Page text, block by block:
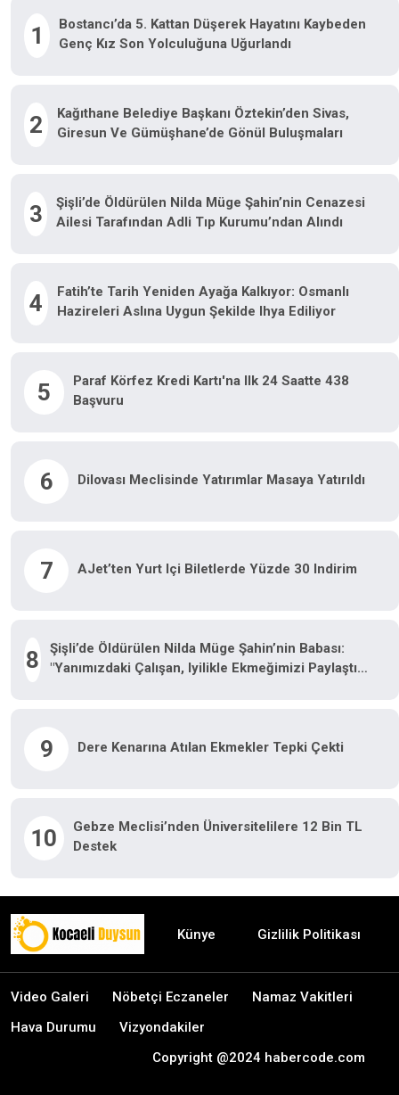
1
Bostancı’da 5. Kattan Düşerek Hayatını Kaybeden
Genç Kız Son Yolculuğuna Uğurlandı
2
Kağıthane Belediye Başkanı Öztekin’den Sivas,
Giresun Ve Gümüşhane’de Gönül Buluşmaları
3
Şişli’de Öldürülen Nilda Müge Şahin’nin Cenazesi
Ailesi Tarafından Adli Tıp Kurumu’ndan Alındı
4
Fatih’te Tarih Yeniden Ayağa Kalkıyor: Osmanlı
Hazireleri Aslına Uygun Şekilde Ihya Ediliyor
5
Paraf Körfez Kredi Kartı'na Ilk 24 Saatte 438
Başvuru
6 Dilovası Meclisinde Yatırımlar Masaya Yatırıldı
7 AJet’ten Yurt Içi Biletlerde Yüzde 30 Indirim
8
Şişli’de Öldürülen Nilda Müge Şahin’nin Babası:
"Yanımızdaki Çalışan, Iyilikle Ekmeğimizi Paylaştık
9 Dere Kenarına Atılan Ekmekler Tepki Çekti
10
Gebze Meclisi’nden Üniversitelilere 12 Bin TL
Destek
Künye Gizlilik Politikası
Video Galeri Nöbetçi Eczaneler
Namaz Vakitleri
Hava Durumu
Vizyondakiler
Copyright @2024 habercode.com